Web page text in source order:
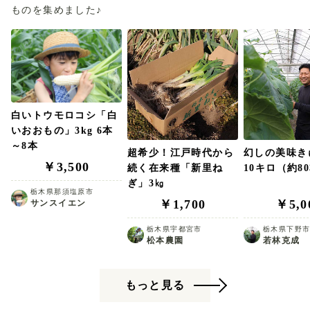
ものを集めました♪
白いトウモロコシ「白
いおおもの」3kg 6本
～8本
￥3,500
栃木県那須塩原市
サンスイエン
超希少！江戸時代から
続く在来種「新里ね
ぎ」3㎏
￥1,700
栃木県宇都宮市
松本農園
幻しの美味
10キロ（約
￥
栃木県下野市
若林克成
もっと見る